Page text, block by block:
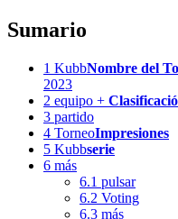
Sumario
1 KubbNombre del
2023
2 equipo +
3 partido
4 TorneoImpresiones
5 Kubbserie
6 más
6.1 pulsar
6.2 Voting
6.3 más